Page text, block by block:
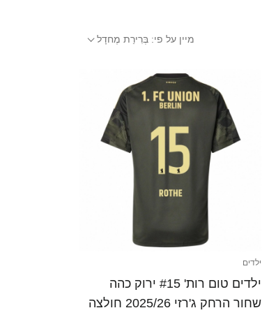
מיין על פי: בְּרִירַת מֶחדָל
ילדים
ילדים טום רות' #15 ירוק כהה
שחור הרחק ג'רזי 2025/26 חולצה